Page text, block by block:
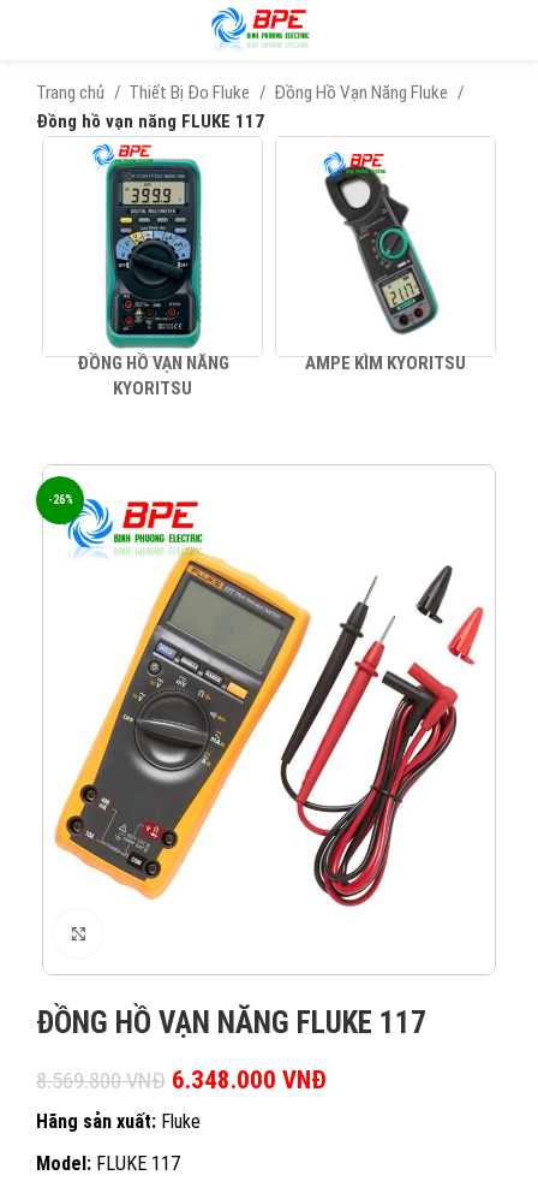
Trang chủ Thiết Bị Đo Fluke
Đồng Hồ Vạn Năng Fluke
Đồng hồ vạn năng FLUKE 117
ĐỒNG HỒ VẠN NĂNG
KYORITSU
AMPE KÌM KYORITSU
-26%
ĐỒNG HỒ VẠN NĂNG FLUKE 117
8.569.800VNĐ Giá gốc là: 8.569.800 VNĐ.
6.348.000 VNĐ
Hãng sản xuất: Fluke
Model: FLUKE 117